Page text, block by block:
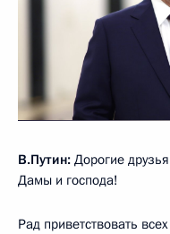
В.Путин: Дорогие
Дамы и господа!
Рад приветствовать